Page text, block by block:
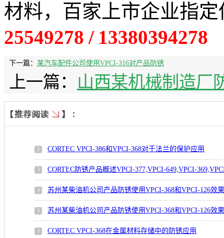
材料，百家上市企业指
25549278 / 13380394278
下一篇： 某汽车配件公司使用VPCI-316对产品防锈
上一篇： 山西某机械制造厂
CORTEC VPCI-386和VPCI-368对于法兰的保护应用
CORTEC防锈产品概述VPCI-377,VPCI-649,VPCI-
苏州某柴油机公司产品防锈使用VPCI-368和VPCI-126效
苏州某柴油机公司产品防锈使用VPCI-368和VPCI-126效
CORTEC VPCI-368在金属材料存储中的防锈应用